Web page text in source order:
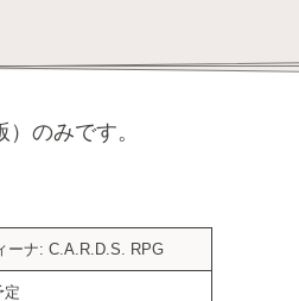
のみです。
ーナ: C.A.R.D.S. RPG
定